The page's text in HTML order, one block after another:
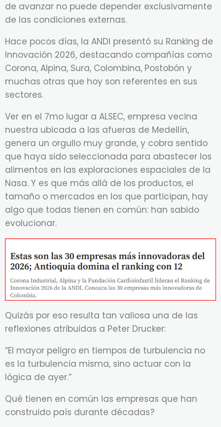
de avanzar no puede depender exclusivamente
de las condiciones externas.
Hace pocos días, la ANDI presentó su Ranking de
Innovación 2026, destacando compañías como
Corona, Alpina, Sura, Colombina, Postobón y
muchas otras que hoy son referentes en sus
sectores.
Ver en el 7mo lugar a ALSEC, empresa vecina
nuestra ubicada a las afueras de Medellín,
genera un orgullo muy grande, y cobra sentido
que haya sido seleccionada para abastecer los
alimentos en las exploraciones espaciales de la
Nasa. Y es que más allá de los productos, el
tamaño o mercados en los que participan, hay
algo que todas tienen en común: han sabido
evolucionar.
Quizás por eso resulta tan valiosa una de las
reflexiones atribuidas a Peter Drucker:
“El mayor peligro en tiempos de turbulencia no
es la turbulencia misma, sino actuar con la
lógica de ayer.”
Qué tienen en común las empresas que han
construido país durante décadas?